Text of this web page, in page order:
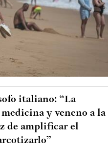
italiano: “La
y veneno a la
de amplificar el